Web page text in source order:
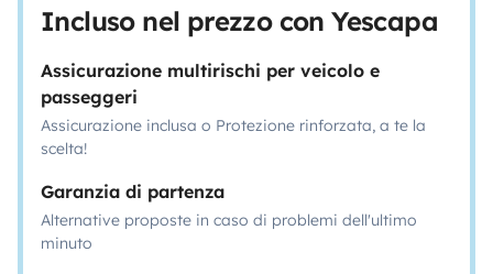
Incluso nel prezzo con Yescapa
Assicurazione multirischi per veicolo e
passeggeri
Assicurazione inclusa o Protezione rinforzata, a te la
scelta!
Garanzia di partenza
Alternative proposte in caso di problemi dell'ultimo
minuto